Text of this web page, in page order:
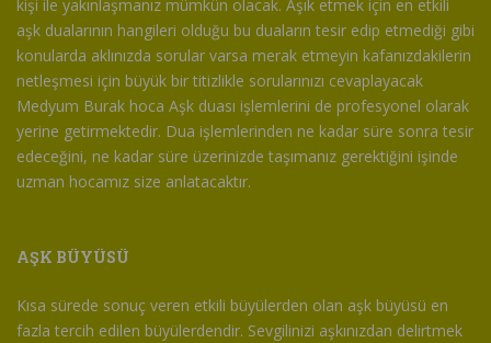
kişi ile yakınlaşmanız mümkün olacak. Aşık etmek için en etkili
aşk dualarının hangileri olduğu bu duaların tesir edip etmediği gibi
konularda aklınızda sorular varsa merak etmeyin kafanızdakilerin
netleşmesi için büyük bir titizlikle sorularınızı cevaplayacak
Medyum Burak hoca Aşk duası işlemlerini de profesyonel olarak
yerine getirmektedir. Dua işlemlerinden ne kadar süre sonra tesir
edeceğini, ne kadar süre üzerinizde taşımanız gerektiğini işinde
uzman hocamız size anlatacaktır.
AŞK BÜYÜSÜ
Kısa sürede sonuç veren etkili büyülerden olan aşk büyüsü en
fazla tercih edilen büyülerdendir. Sevgilinizi aşkınızdan delirtmek